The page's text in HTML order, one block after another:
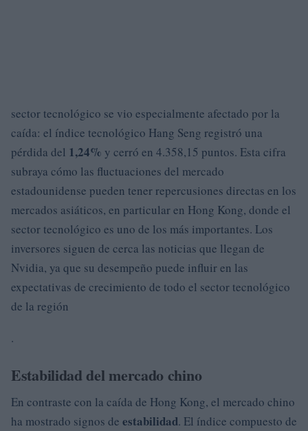
sector tecnológico se vio especialmente afectado por la
caída: el índice tecnológico Hang Seng registró una
pérdida del 1,24% y cerró en 4.358,15 puntos. Esta cifra
subraya cómo las fluctuaciones del mercado
estadounidense pueden tener repercusiones directas en los
mercados asiáticos, en particular en Hong Kong, donde el
sector tecnológico es uno de los más importantes. Los
inversores siguen de cerca las noticias que llegan de
Nvidia, ya que su desempeño puede influir en las
expectativas de crecimiento de todo el sector tecnológico
de la región
.
Estabilidad del mercado chino
En contraste con la caída de Hong Kong, el mercado chino
ha mostrado signos de estabilidad. El índice compuesto de